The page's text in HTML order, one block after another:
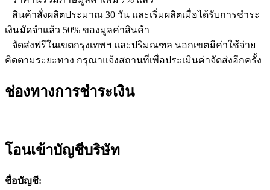
– สินค้าสั่งผลิตประมาณ 30 วัน และเริ่มผลิตเมื่อได้รับการชำระ
เงินมัดจำแล้ว 50% ของมูลค่าสินค้า
– จัดส่งฟรีในเขตกรุงเทพฯ และปริมณฑล นอกเขตมีค่าใช้จ่าย
คิดตามระยะทาง กรุณาแจ้งสถานที่เพื่อประเมินค่าจัดส่งอีกครั้ง
ช่องทางการชำระเงิน
โอนเข้าบัญชีบริษัท
ชื่อบัญชี: